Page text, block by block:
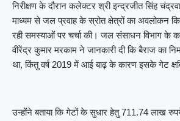
निरीक्षण के दौरान कलेक्टर श्री इन्द्रजीत सिंह
माध्यम से जल प्रवाह के स्रोत क्षेत्रों का
रही समस्याओं पर चर्चा की। जल संसाधन विभाग के
वीरेंद्र कुमार मरकाम ने जानकारी दी कि बैराज का
था, किंतु वर्ष 2019 में आई बाढ़ के कारण इसके गेट
उन्होंने बताया कि गेटों के सुधार हेतु 711.74 लाख